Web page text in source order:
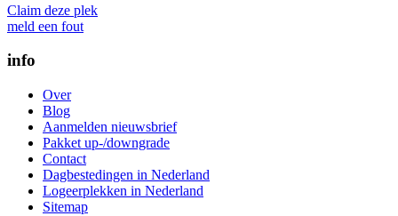
Claim deze plek
meld een fout
info
Over
Blog
Aanmelden nieuwsbrief
Pakket up-/downgrade
Contact
Dagbestedingen in Nederland
Logeerplekken in Nederland
Sitemap